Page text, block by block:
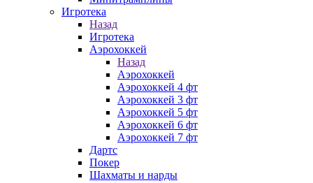
Игротека
Назад
Игротека
Аэрохоккей
Назад
Аэрохоккей
Аэрохоккей 4 фт
Аэрохоккей 3 фт
Аэрохоккей 5 фт
Аэрохоккей 6 фт
Аэрохоккей 7 фт
Дартс
Покер
Шахматы и нарды